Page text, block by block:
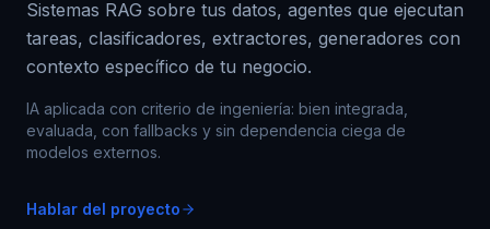
Sistemas RAG sobre tus datos, agentes que ejecutan
tareas, clasificadores, extractores, generadores con
contexto específico de tu negocio.
IA aplicada con criterio de ingeniería: bien integrada,
evaluada, con fallbacks y sin dependencia ciega de
modelos externos.
Hablar del proyecto